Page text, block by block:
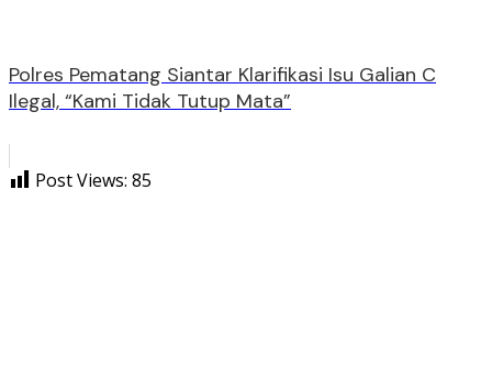
Polres Pematang Siantar Klarifikasi Isu Galian C
Ilegal, “Kami Tidak Tutup Mata”
Post Views: 85